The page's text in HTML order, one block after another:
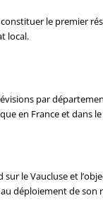
le premier
local.
par
en France et
sur le Vaucluse et
déploiement de son